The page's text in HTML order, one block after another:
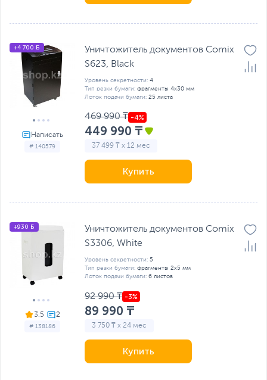
# 140579
+4 700 Б
Уничтожитель документов Comix
S623, Black
Уровень секретности: 4
Тип резки бумаги: фрагменты 4x30 мм
Лоток подачи бумаги: 25 листа
469 990 ₸
449 990 ₸
37 499 ₸ x 12 мес
Купить
3.5
# 138186
+930 Б
Уничтожитель документов Comix
S3306, White
Уровень секретности: 5
Тип резки бумаги: фрагменты 2х5 мм
Лоток подачи бумаги: 6 листов
92 990 ₸
89 990 ₸
3 750 ₸ x 24 мес
Купить